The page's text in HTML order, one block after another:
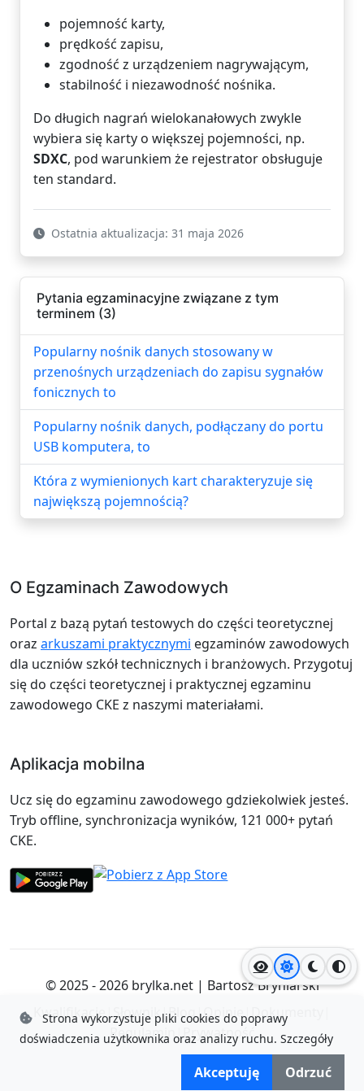
Jasny motyw
Ciemny
pojemność karty,
prędkość zapisu,
zgodność z urządzeniem nagrywającym,
stabilność i niezawodność nośnika.
Do długich nagrań wielokanałowych zwykle
wybiera się karty o większej pojemności, np.
SDXC, pod warunkiem że rejestrator obsługuje
ten standard.
Ostatnia aktualizacja: 31 maja 2026
Pytania egzaminacyjne związane z tym
terminem (3)
Popularny nośnik danych stosowany w
przenośnych urządzeniach do zapisu sygnałów
fonicznych to
Popularny nośnik danych, podłączany do portu
USB komputera, to
Która z wymienionych kart charakteryzuje się
największą pojemnością?
O Egzaminach Zawodowych
Portal z bazą pytań testowych do części teoretycznej
oraz arkuszami praktycznymi egzaminów zawodowych
dla uczniów szkół technicznych i branżowych. Przygotuj
się do części teoretycznej i praktycznej egzaminu
zawodowego CKE z naszymi materiałami.
Aplikacja mobilna
Ucz się do egzaminu zawodowego gdziekolwiek jesteś.
Tryb offline, synchronizacja wyników, 121 000+ pytań
CKE.
© 2025 - 2026 brylka.net| Bartosz Bryniarski
Kwalifikacje|Słownik|Blog|Opinie|Dokumenty
Regulamin|Prywatność
Strona wykorzystuje pliki cookies do poprawy
doświadczenia użytkownika oraz analizy ruchu. Szczegóły
Akceptuję Odrzuć